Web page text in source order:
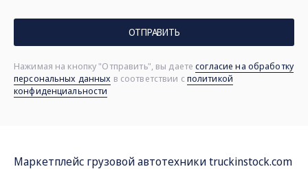
ОТПРАВИТЬ
Нажимая на кнопку "Отправить", вы даетесогласие на обработку
персональных данных в соответствии с политикой
конфиденциальности
Маркетплейс грузовой автотехникиtruckinstock.com